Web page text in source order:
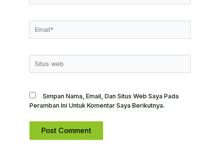
Web
Simpan Nama, Email, Dan Situs Web Saya Pada
Peramban Ini Untuk Komentar Saya Berikutnya.